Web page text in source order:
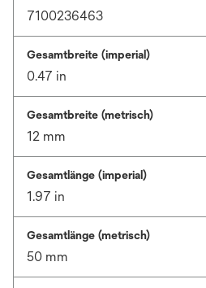
7100236463
Gesamtbreite (imperial)
0.47 in
Gesamtbreite (metrisch)
12 mm
Gesamtlänge (imperial)
1.97 in
Gesamtlänge (metrisch)
50 mm